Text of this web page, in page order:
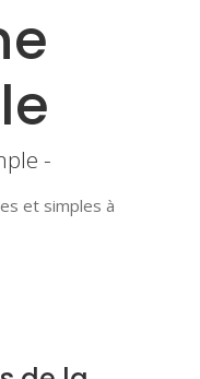
-
et simples à